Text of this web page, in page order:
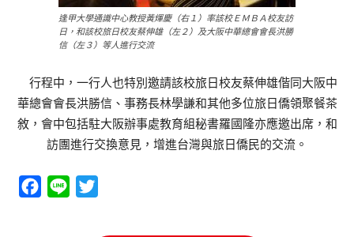
逢甲大學通識中心教授黃煇慶（右１）率該校ＥＭＢＡ校友訪
日，和該校旅日校友蔡伸雄（左２）及大阪中華總會會長洪勝
信（左３）等人進行交流
行程中，一行人也特別邀請該校旅日校友蔡伸雄偕同大阪中
華總會會長洪勝信、事務長林學謙和其他多位旅日僑領聚餐茶
敘，會中包括駐大阪辦事處教育組秘書羅國隆亦應邀出席，和
訪團進行交換意見，增進台灣與旅日僑民的交流。
Facebook
Line